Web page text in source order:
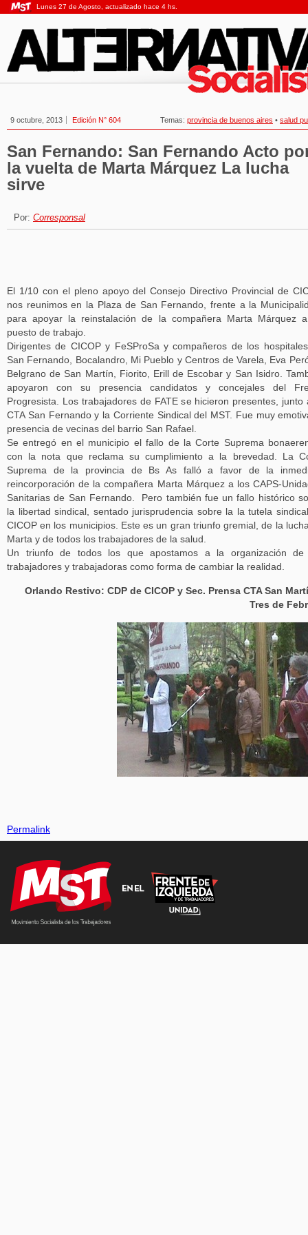
Lunes 27 de Agosto, actualizado hace 4 hs.
9 octubre, 2013 Edición N° 604 Temas: provincia de buenos aires • salud
San Fernando: San Fernando Acto
la vuelta de Marta Márquez La lucha
sirve
Por: Corresponsal
El 1/10 con el pleno apoyo del Consejo Directivo Provincial de
nos reunimos en la Plaza de San Fernando, frente a la
para apoyar la reinstalación de la compañera Marta Márquez
puesto de trabajo.
Dirigentes de CICOP y FeSProSa y compañeros de los
San Fernando, Bocalandro, Mi Pueblo y Centros de Varela, Eva
Belgrano de San Martín, Fiorito, Erill de Escobar y San Isidro.
apoyaron con su presencia candidatos y concejales del
Progresista. Los trabajadores de FATE se hicieron presentes, junto
CTA San Fernando y la Corriente Sindical del MST. Fue muy
presencia de vecinas del barrio San Rafael.
Se entregó en el municipio el fallo de la Corte Suprema
con la nota que reclama su cumplimiento a la brevedad. La
Suprema de la provincia de Bs As falló a favor de la
reincorporación de la compañera Marta Márquez a los CAPS-
Sanitarias de San Fernando. Pero también fue un fallo histórico
la libertad sindical, sentado jurisprudencia sobre la la tutela
CICOP en los municipios. Este es un gran triunfo gremial, de la
Marta y de todos los trabajadores de la salud.
Un triunfo de todos los que apostamos a la organización de
trabajadores y trabajadoras como forma de cambiar la realidad.
Orlando Restivo: CDP de CICOP y Sec. Prensa CTA San
Tres de
Permalink